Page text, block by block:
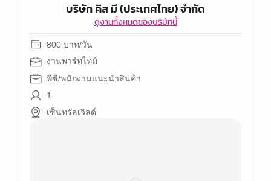
บริษัท คิส มี (ประเทศไทย) จำกัด
ดูงานทั้งหมดของบริษัทนี้
800 บาท/วัน
งานพาร์ทไทม์
พีซี/พนักงานแนะนำสินค้า
1
เซ็นทรัลเวิลด์